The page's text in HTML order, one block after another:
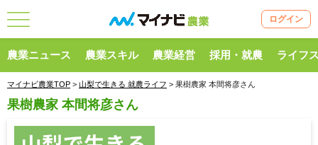
ログイン
農業ニュース 農業スキル 農業経営 採用・就農 ライフ
マイナビ農業TOP > 山梨で生きる 就農ライフ > 果樹農家 本間将彦さん
果樹農家 本間将彦さん